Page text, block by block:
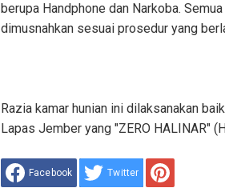
berupa Handphone dan Narkoba.
dimusnahkan sesuai prosedur yang
Razia kamar hunian ini dilaksanakan
Lapas Jember yang "ZERO HALINAR"
Facebook Twitter